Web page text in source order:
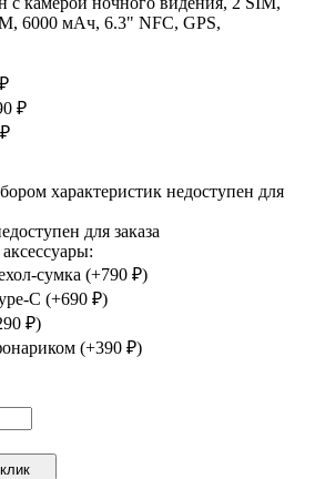
6000 мАч, 6.3" NFC, GPS,
₽
₽
₽
характеристик недоступен для
для заказа
сумка (+790 ₽)
C (+690 ₽)
₽)
(+390 ₽)